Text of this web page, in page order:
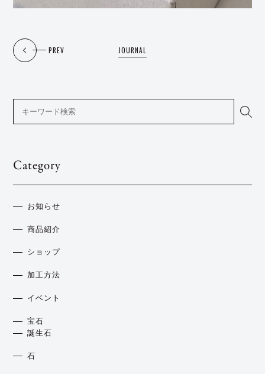
PREV JOURNAL
Category
お知らせ
商品紹介
ショップ
加工方法
イベント
宝石
誕生石
石